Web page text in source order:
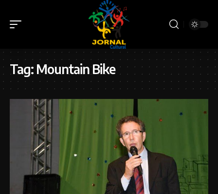
Tag: Mountain Bike